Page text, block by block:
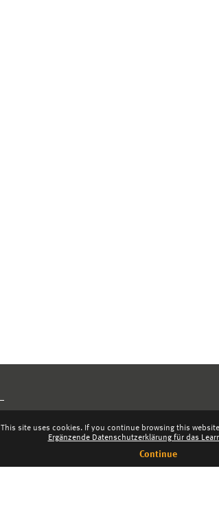
This site uses cookies. If you continue browsing this
Ergänzende Datenschutzerklärung für das
Continue